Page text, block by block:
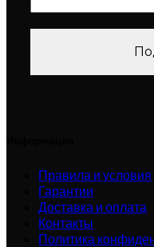
Правила и условия
Гарантии
Доставка и оплата
Контакты
Политика